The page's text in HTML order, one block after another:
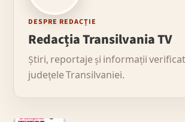
DESPRE REDACȚIE
Redacția Transilvania TV
Știri, reportaje și informații
județele Transilvaniei.